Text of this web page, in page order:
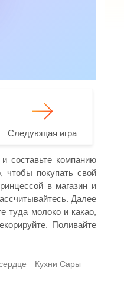
Следующая игра
составьте компанию
чтобы покупать свой
в магазин и
Далее
туда молоко и какао,
Поливайте
Кухни Сары